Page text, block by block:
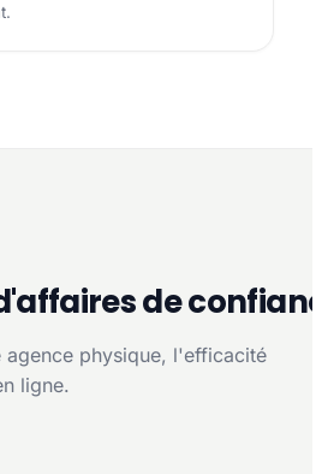
de
physique, l'efficacité
ligne.